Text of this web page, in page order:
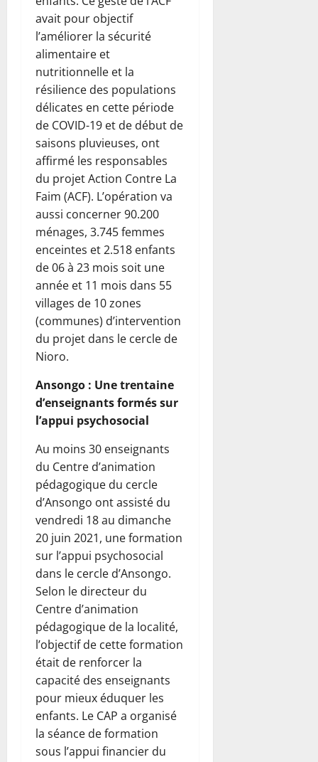
avait pour objectif
l’améliorer la sécurité
alimentaire et
nutritionnelle et la
résilience des populations
délicates en cette période
de COVID-19 et de début de
saisons pluvieuses, ont
affirmé les responsables
du projet Action Contre La
Faim (ACF). L’opération va
aussi concerner 90.200
ménages, 3.745 femmes
enceintes et 2.518 enfants
de 06 à 23 mois soit une
année et 11 mois dans 55
villages de 10 zones
(communes) d’intervention
du projet dans le cercle de
Nioro.
Ansongo : Une trentaine
d’enseignants formés sur
l’appui psychosocial
Au moins 30 enseignants
du Centre d’animation
pédagogique du cercle
d’Ansongo ont assisté du
vendredi 18 au dimanche
20 juin 2021, une formation
sur l’appui psychosocial
dans le cercle d’Ansongo.
Selon le directeur du
Centre d’animation
pédagogique de la localité,
l’objectif de cette formation
était de renforcer la
capacité des enseignants
pour mieux éduquer les
enfants. Le CAP a organisé
la séance de formation
sous l’appui financier du